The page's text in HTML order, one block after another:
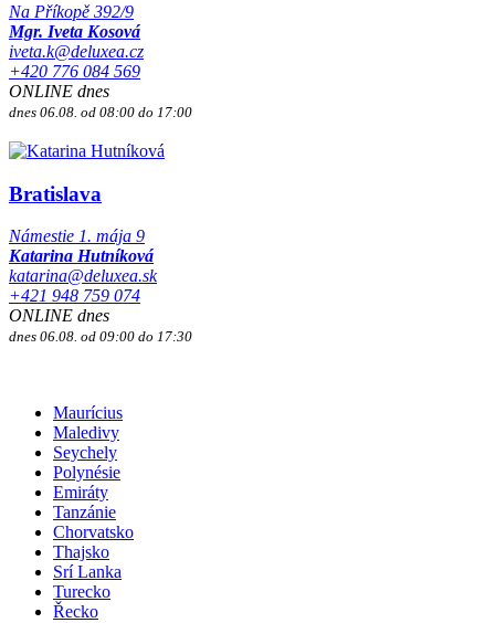
Na Příkopě 392/9
Mgr. Iveta Kosová
iveta.k@deluxea.cz
+420 776 084 569
ONLINE dnes
dnes 06.08. od 08:00 do 17:00
Bratislava
Námestie 1. mája 9
Katarina Hutníková
katarina@deluxea.sk
+421 948 759 074
ONLINE dnes
dnes 06.08. od 09:00 do 17:30
Maurícius
Maledivy
Seychely
Polynésie
Emiráty
Tanzánie
Chorvatsko
Thajsko
Srí Lanka
Turecko
Řecko